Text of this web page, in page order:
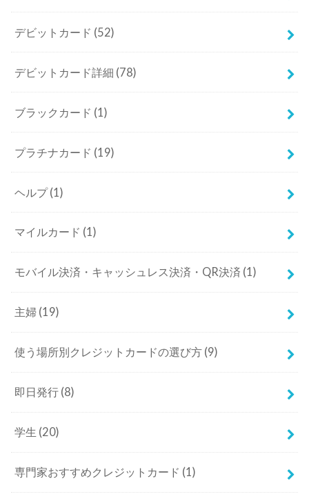
デビットカード (52)
デビットカード詳細 (78)
ブラックカード (1)
プラチナカード (19)
ヘルプ(1)
マイルカード (1)
モバイル決済・キャッシュレス決済・QR決済 (1)
主婦 (19)
使う場所別クレジットカードの選び方 (9)
即日発行 (8)
学生 (20)
専門家おすすめクレジットカード (1)